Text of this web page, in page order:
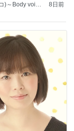
)～Body voice
8日前